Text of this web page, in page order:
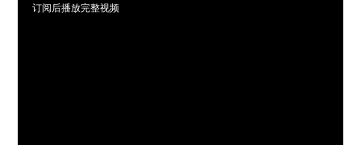
订阅后播放完整视频